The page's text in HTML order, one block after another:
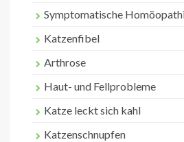
Symptomatische
Katzenfibel
Arthrose
Haut- und Fellprobleme
Katze leckt sich kahl
Katzenschnupfen